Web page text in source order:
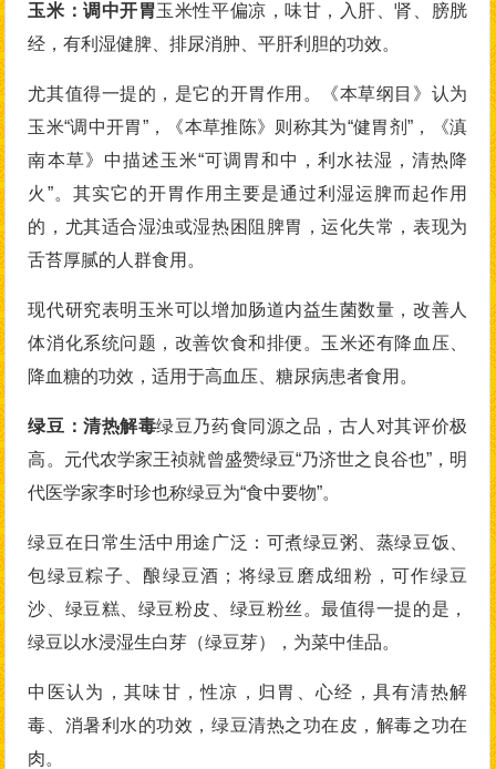
玉米：调中开胃玉米性平偏凉，味甘，入肝、肾、膀胱
经，有利湿健脾、排尿消肿、平肝利胆的功效。
尤其值得一提的，是它的开胃作用。《本草纲目》认为
玉米“调中开胃”，《本草推陈》则称其为“健胃剂”，《滇
南本草》中描述玉米“可调胃和中，利水祛湿，清热降
火”。其实它的开胃作用主要是通过利湿运脾而起作用
的，尤其适合湿浊或湿热困阻脾胃，运化失常，表现为
舌苔厚腻的人群食用。
现代研究表明玉米可以增加肠道内益生菌数量，改善人
体消化系统问题，改善饮食和排便。玉米还有降血压、
降血糖的功效，适用于高血压、糖尿病患者食用。
绿豆：清热解毒绿豆乃药食同源之品，古人对其评价极
高。元代农学家王祯就曾盛赞绿豆“乃济世之良谷也”，明
代医学家李时珍也称绿豆为“食中要物”。
绿豆在日常生活中用途广泛：可煮绿豆粥、蒸绿豆饭、
包绿豆粽子、酿绿豆酒；将绿豆磨成细粉，可作绿豆
沙、绿豆糕、绿豆粉皮、绿豆粉丝。最值得一提的是，
绿豆以水浸湿生白芽（绿豆芽），为菜中佳品。
中医认为，其味甘，性凉，归胃、心经，具有清热解
毒、消暑利水的功效，绿豆清热之功在皮，解毒之功在
肉。